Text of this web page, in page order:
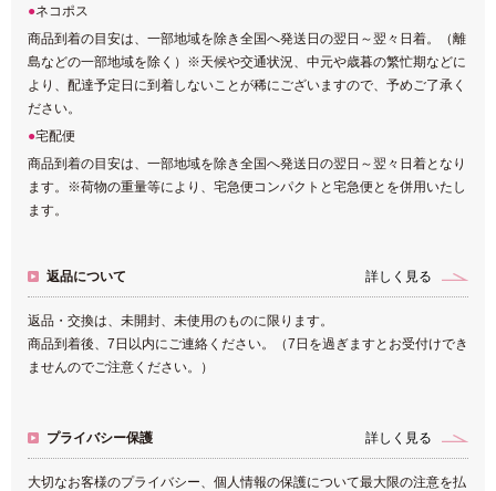
ネコポス
商品到着の目安は、一部地域を除き全国へ発送日の翌日～翌々日着。（離
島などの一部地域を除く）※天候や交通状況、中元や歳暮の繁忙期などに
より、配達予定日に到着しないことが稀にございますので、予めご了承く
ださい。
宅配便
商品到着の目安は、一部地域を除き全国へ発送日の翌日～翌々日着となり
ます。※荷物の重量等により、宅急便コンパクトと宅急便とを併用いたし
ます。
返品について 詳しく見る
返品・交換は、未開封、未使用のものに限ります。
商品到着後、7日以内にご連絡ください。（7日を過ぎますとお受付けでき
ませんのでご注意ください。）
プライバシー保護 詳しく見る
大切なお客様のプライバシー、個人情報の保護について最大限の注意を払